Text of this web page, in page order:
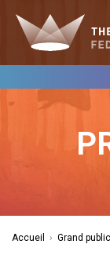
Accueil › Grand public